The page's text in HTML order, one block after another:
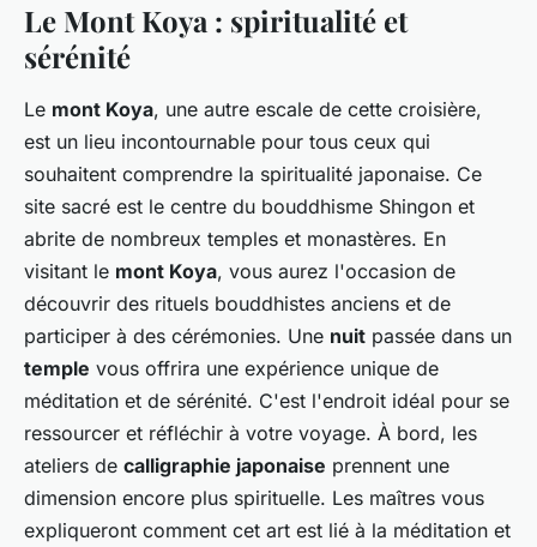
Le Mont Koya : spiritualité et
sérénité
Le mont Koya, une autre escale de cette croisière,
est un lieu incontournable pour tous ceux qui
souhaitent comprendre la spiritualité japonaise. Ce
site sacré est le centre du bouddhisme Shingon et
abrite de nombreux temples et monastères. En
visitant le mont Koya, vous aurez l'occasion de
découvrir des rituels bouddhistes anciens et de
participer à des cérémonies. Une nuit passée dans un
temple vous offrira une expérience unique de
méditation et de sérénité. C'est l'endroit idéal pour se
ressourcer et réfléchir à votre voyage. À bord, les
ateliers de calligraphie japonaise prennent une
dimension encore plus spirituelle. Les maîtres vous
expliqueront comment cet art est lié à la méditation et